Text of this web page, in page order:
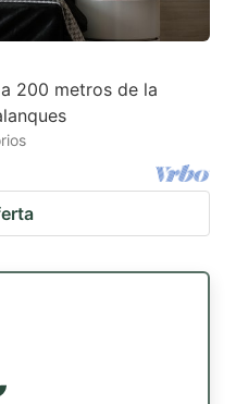
200 metros de la